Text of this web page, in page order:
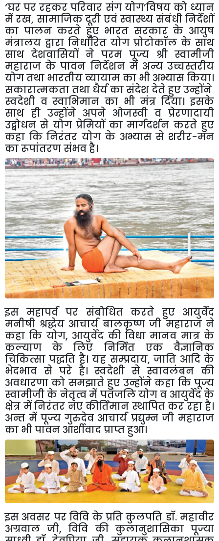
‘घर पर रहकर परिवार संग योग’विषय को ध्यान
मेंरख, सामाजिकदूरी एवंस्वास्थ्य संबंधीनिर्देशों
का पालन करते हुए भारत सरकार के आयुष
मंत्रालय द्वारा निर्धारित योग प्रोटोकॉल के साथ
साथ देशवासियों ने परम पूज्य श्री स्वामीजी
महाराज के पावन निर्देशन में अन्य उच्चस्तरीय
योगतथा भारतीयव्यायाम का भी अभ्यासकिया।
सकारात्मकतातथा धैर्यकासंदेशदेतेहुएउन्होंने
स्वदेशी व स्वाभिमान का भी मंत्र दिया। इसके
साथ ही उन्होंने अपने ओजस्वी व प्रेरणादायी
उद्बोधन से योग प्रेमियों का मार्गदर्शन करते हुए
कहा कि निरंतर योग के अभ्यास से शरीर-मन
कारूपांतरणसंभवहै।
इस महापर्व पर संबोधित करते हुए आयुर्वेद
मनीषी श्रद्धेय आचार्य बालकृष्ण जी महाराज ने
कहा कि योग, आयुर्वेद की विधा मानव मात्र के
कल्याण
के लिए निर्मित एक
वैज्ञानिक
चिकित्सा पद्धति है। यह सम्प्रदाय,जाति आदि के
भेदभाव से परे है। स्वदेशी से स्वावलंबन की
अवधारणा को समझाते हुए उन्होंने कहा कि पूज्य
स्वामीजीके नेतृत्वमें पतंजलियोगव आयुर्वेदके
क्षेत्र मेंनिरंतर नएकीर्तिमान स्थापितकर रहाहै।
अन्त में पूज्य गुरुदेव आचार्य प्रद्युम्न जी महाराज
का भीपावन आर्शीवादप्राप्तहुआ।
इस अवसर पर विवि के प्रति कुलपति डॉ. महावीर
अग्रवाल जी,विवि की कुलानुशासिका पूज्या